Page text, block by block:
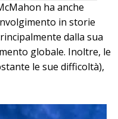
ha anche
in storie
dalla sua
globale. Inoltre, le
le sue difficoltà),